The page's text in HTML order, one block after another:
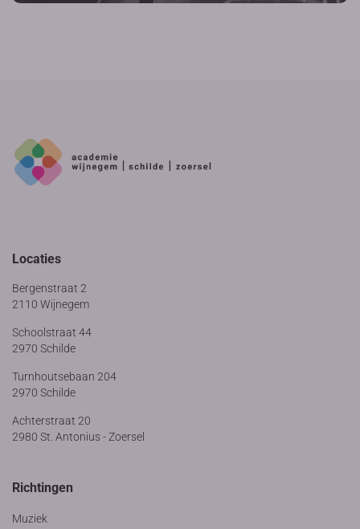
Locaties
Bergenstraat 2
2110 Wijnegem
Schoolstraat 44
2970 Schilde
Turnhoutsebaan 204
2970 Schilde
Achterstraat 20
2980 St. Antonius - Zoersel
Richtingen
Muziek